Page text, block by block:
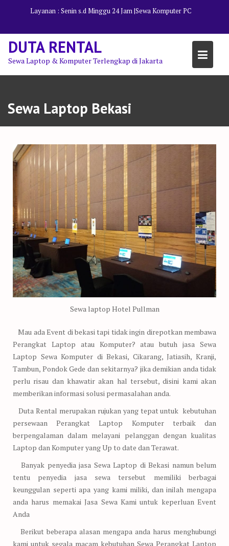
Layanan : Senin s.d Minggu 24 Jam |Sewa Komputer PC
DUTA RENTAL
Sewa Laptop & Komputer Terlengkap di Jakarta
Sewa Laptop Bekasi
Sewa laptop Hotel Pullman
Mau ada Event di bekasi tapi tidak ingin direpotkan membawa
Perangkat Laptop atau Komputer? atau butuh jasa Sewa
Laptop Sewa Komputer di Bekasi, Cikarang, Jatiasih, Kranji,
Tambun, Pondok Gede dan sekitarnya? jika demikian anda tidak
perlu risau dan khawatir akan hal tersebut, disini kami akan
memberikan informasi solusi permasalahan anda.
Duta Rental merupakan rujukan yang tepat untuk kebutuhan
persewaan Perangkat Laptop Komputer terbaik dan
berpengalaman dalam melayani pelanggan dengan kualitas
Laptop dan Komputer yang Up to date dan Terawat.
Banyak penyedia jasa Sewa Laptop di Bekasi namun belum
tentu penyedia jasa sewa tersebut memiliki berbagai
keunggulan seperti apa yang kami miliki, dan inilah mengapa
anda harus memakai Jasa Sewa Kami untuk keperluan Event
Anda
Berikut beberapa alasan mengapa anda harus menghubungi
kami untuk segala macam kebutuhan Sewa Perangkat Laptop